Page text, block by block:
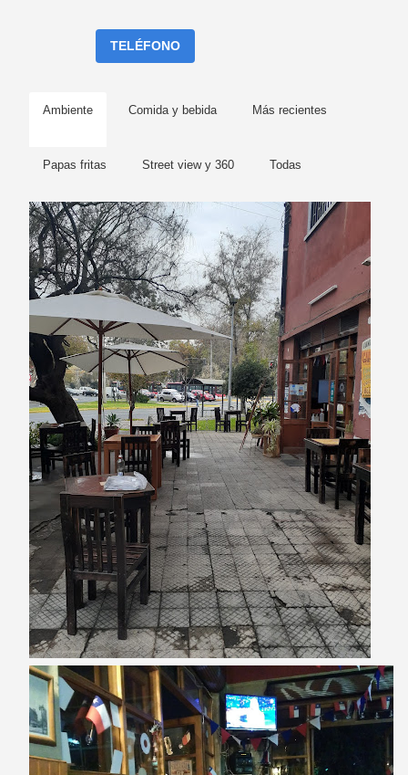
TELÉFONO
Ambiente Comida y bebida Más recientes
Papas fritas Street view y 360 Todas